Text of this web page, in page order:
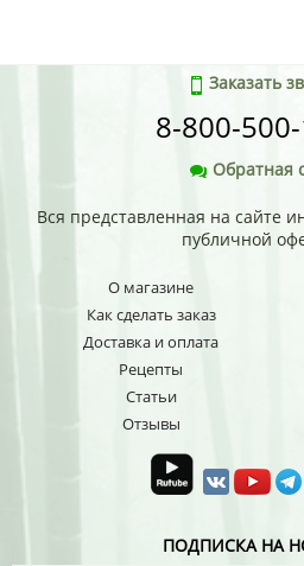
Заказать
8-800-
Обратная
Вся представленная на сайте
публичной
О магазине
Как сделать заказ
Доставка и оплата
Рецепты
Статьи
Отзывы
ПОДПИСКА НА